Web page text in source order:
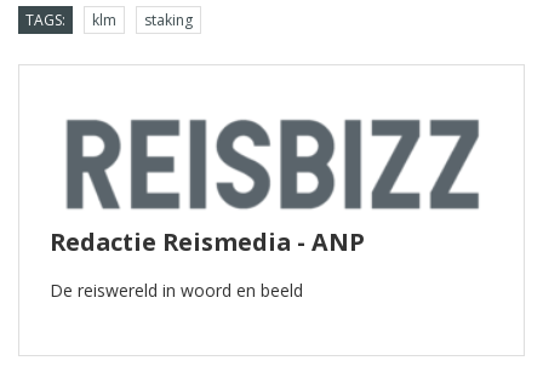
TAGS: klm staking
Redactie Reismedia - ANP
De reiswereld in woord en beeld